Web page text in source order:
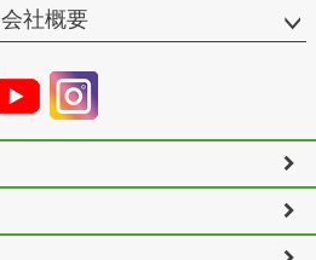
会社概要